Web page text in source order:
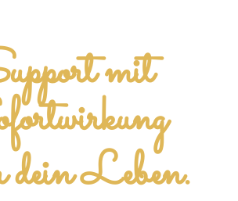
mit
dein Leben.